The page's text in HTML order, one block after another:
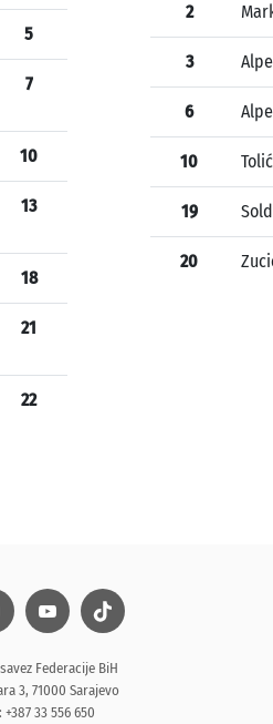
5
7
10
13
18
21
22
2
3
6
10
19
20
Federacije BiH
3, 71000 Sarajevo
+387 33 556 650